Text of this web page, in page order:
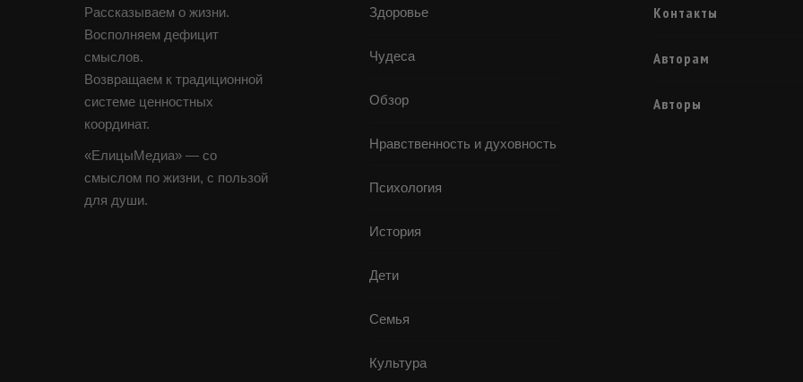
Рассказываем о жизни.
Восполняем дефицит
смыслов.
Возвращаем к традиционной
системе ценностных
координат.
«ЕлицыМедиа» — со
смыслом по жизни, с пользой
для души.
Здоровье
Чудеса
Обзор
Нравственность и духовность
Психология
История
Дети
Семья
Культура
Контакты
Авторам
Авторы